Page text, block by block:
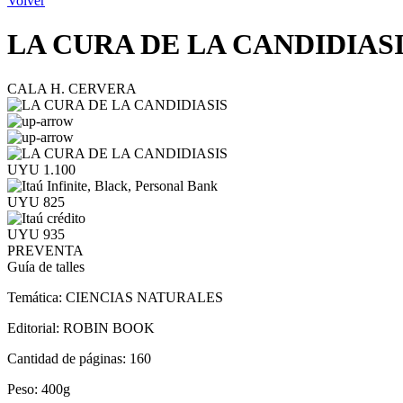
LA CURA DE LA
CALA H. CERVERA
UYU 1.100
UYU 825
UYU 935
PREVENTA
Guía de talles
Temática: CIENCIAS NATURALES
Editorial: ROBIN BOOK
Cantidad de páginas: 160
Peso: 400g